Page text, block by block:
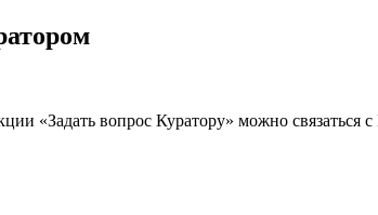
«Задать вопрос Куратору» можно связаться